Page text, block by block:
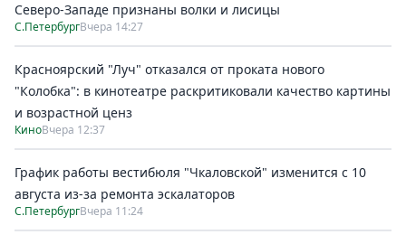
Северо-Западе признаны волки и лисицы
С.ПетербургВчера 14:27
Красноярский "Луч" отказался от проката нового
"Колобка": в кинотеатре раскритиковали качество картины
и возрастной ценз
КиноВчера 12:37
График работы вестибюля "Чкаловской" изменится с 10
августа из-за ремонта эскалаторов
С.ПетербургВчера 11:24